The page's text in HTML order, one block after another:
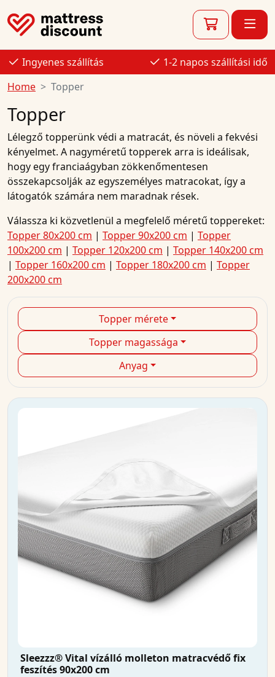
Ingyenes szállítás
1-2 napos szállítási idő
Home
Topper
Topper
Lélegző topperünk védi a matracát, és növeli a fekvési
kényelmet. A nagyméretű topperek arra is ideálisak,
hogy egy franciaágyban zökkenőmentesen
összekapcsolják az egyszemélyes matracokat, így a
látogatók számára nem maradnak rések.
Válassza ki közvetlenül a megfelelő méretű toppereket:
Topper 80x200 cm | Topper 90x200 cm | Topper
100x200 cm | Topper 120x200 cm | Topper 140x200 cm
| Topper 160x200 cm | Topper 180x200 cm | Topper
200x200 cm
Topper mérete
Topper magassága
Anyag
Sleezzz® Vital vízálló molleton matracvédő fix
feszítés 90x200 cm